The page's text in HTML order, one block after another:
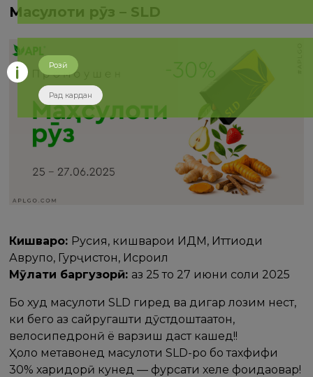
Маҳсулоти рӯз – SLD
Кишварҳо: Русия, кишварҳои ИДМ, Иттиҳоди
Аврупо, Гурҷистон, Исроил
Мӯҳлати баргузорӣ: аз 25 то 27 июни соли 2025
Бо худ маҳсулоти SLD гиред ва дигар лозим нест,
ки бегоҳ аз сайругашти дӯстдоштаатон,
велосипедронӣ ё варзиш даст кашед!!
Ҳоло метавонед маҳсулоти SLD-ро бо тахфифи
30% харидорӣ кунед — фурсати хеле фоидаовар!
Розӣ
Рад кардан